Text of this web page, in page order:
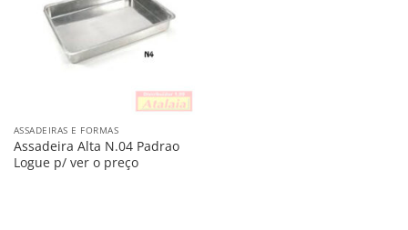
Lista
ASSADEIRAS E FORMAS
Assadeira Alta N.04 Padrao
Logue p/ ver o preço